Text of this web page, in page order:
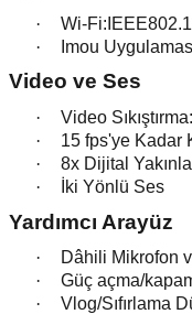
·
Wi-
·
Imou
Video ve Ses
·
Video
·
15 fps'ye Kadar
·
8x Dijital
·
İki Yönlü Ses
Yardımcı Arayüz
·
Dâhili Mikrofon
·
Güç açma/
·
Vlog/Sıfırlama